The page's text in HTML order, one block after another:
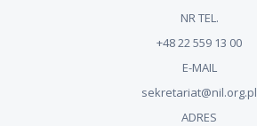
NR TEL.
+48 22 559 13 00
E-MAIL
sekretariat@nil.org.pl
ADRES